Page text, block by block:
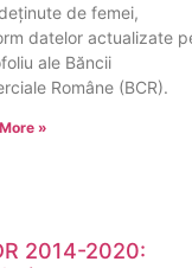
de femei,
datelor actualizate
ale Băncii
Române (BCR).
»
2014-2020: